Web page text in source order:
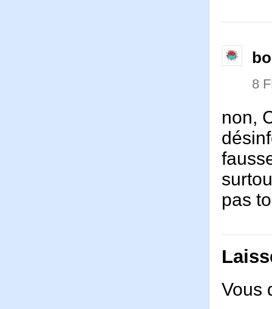
8
non,
pas
Vous